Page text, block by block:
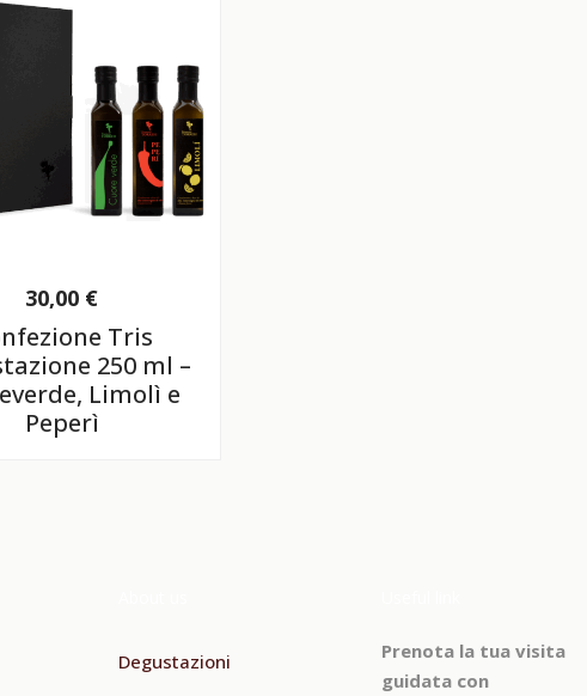
30,00 €
Tris
250 ml –
Limolì e
Peperì
Degustazioni
Prenota la tua visita
guidata con